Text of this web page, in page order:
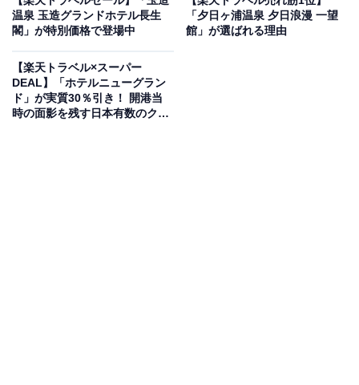
この宿泊施設のおすすめポイントは？
温泉 玉造グランドホテル長生
閣」が特別価格で登場中
「夕日ヶ浦温泉 夕日浪漫 一望
館」が選ばれる理由
【楽天トラベル×スーパー
DEAL】「ホテルニューグラン
ド」が実質30％引き！ 開港当
時の面影を残す日本有数のクラ